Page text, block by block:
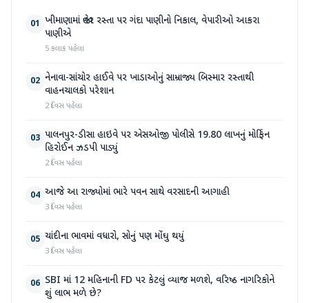
01 ખીમાણામાં જાહેર રસ્તા પર ગંદા પાણીનો નિકાલ, વેપારીઓ આકરા
પાણીએ
5 કલાક પહેલા
02 નેનાવા-સાંચોર હાઈવે પર ખાડાઓનું સામ્રાજ્ય બિસ્માર રસ્તાથી
વાહનચાલકો પરેશાન
2 દિવસ પહેલા
03 પાલનપુર-ડીસા હાઇવે પર એસઓજી પોલીસે 19.80 લાખનું મોર્ફિન
હિરોઈન ઝડપી પાડ્યું
2 દિવસ પહેલા
04 આજે આ રાજ્યોમાં ભારે પવન સાથે વરસાદની આગાહી
3 દિવસ પહેલા
05 ચાંદીના ભાવમાં વધારો, સોનું પણ મોંઘુ થયું
3 દિવસ પહેલા
06 SBI માં 12 મહિનાની FD પર કેટલું વ્યાજ મળશે, વરિષ્ઠ નાગરિકોને
શું લાભ મળે છે?